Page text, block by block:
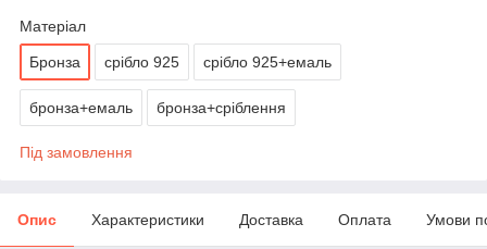
Матеріал
Бронза срібло 925 срібло 925+емаль
бронза+емаль бронза+сріблення
Під замовлення
Опис Характеристики Доставка Оплата Умови